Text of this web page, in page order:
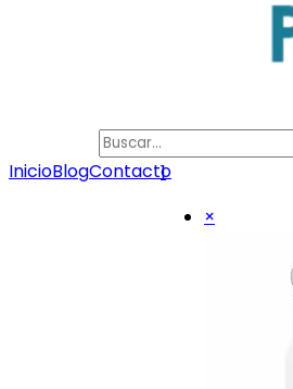
Search
InicioBlogContacto
1
×